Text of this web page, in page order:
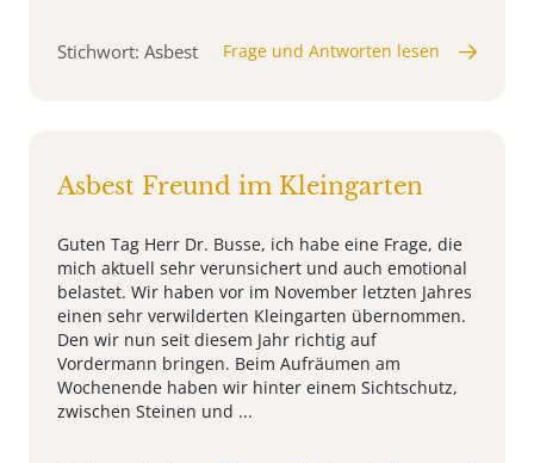
Stichwort: Asbest Frage und Antworten lesen
Asbest Freund im Kleingarten
Guten Tag Herr Dr. Busse, ich habe eine Frage, die
mich aktuell sehr verunsichert und auch emotional
belastet. Wir haben vor im November letzten Jahres
einen sehr verwilderten Kleingarten übernommen.
Den wir nun seit diesem Jahr richtig auf
Vordermann bringen. Beim Aufräumen am
Wochenende haben wir hinter einem Sichtschutz,
zwischen Steinen und ...